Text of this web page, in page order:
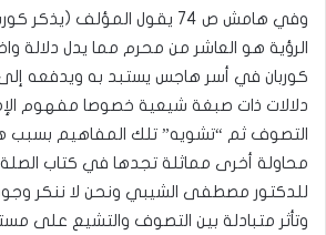
وفي هامش ص 74 يقول المؤلف
الرؤية هو العاشر من محرم مما يدل دلالة
كوربان في أسر هاجس يستبد به ويدفعه
دلالات ذات صبغة شيعية خصوصا مفهوم
التصوف ثم “تشويه” تلك المفاهيم بسبب
محاولة أخرى مماثلة تجدها في كتاب
للدكتور مصطفى الشيبي ونحن لا ننكر وجود
وتأثر متبادلة بين التصوف والتشيع على